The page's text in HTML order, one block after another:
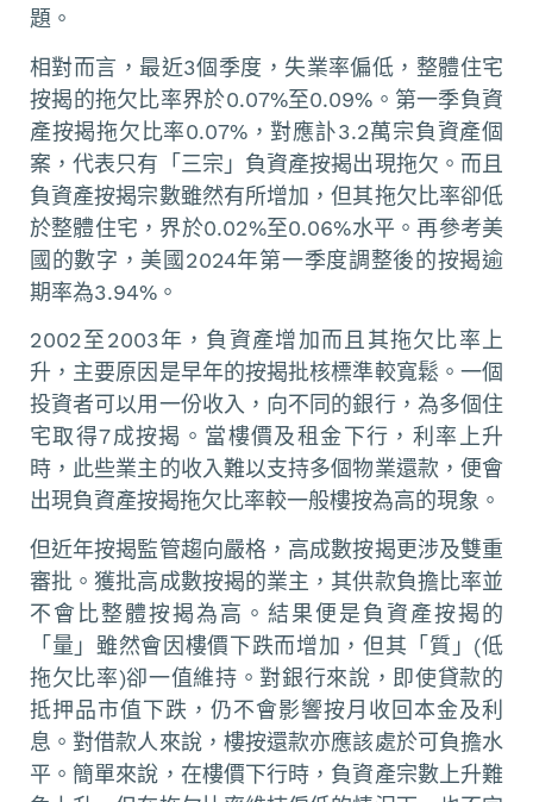
題。
相對而言，最近3個季度，失業率偏低，整體住宅
按揭的拖欠比率界於0.07%至0.09%。第一季負資
產按揭拖欠比率0.07%，對應訃3.2萬宗負資產個
案，代表只有「三宗」負資產按揭出現拖欠。而且
負資產按揭宗數雖然有所增加，但其拖欠比率卻低
於整體住宅，界於0.02%至0.06%水平。再參考美
國的數字，美國2024年第一季度調整後的按揭逾
期率為3.94%。
2002至2003年，負資產增加而且其拖欠比率上
升，主要原因是早年的按揭批核標準較寬鬆。一個
投資者可以用一份收入，向不同的銀行，為多個住
宅取得7成按揭。當樓價及租金下行，利率上升
時，此些業主的收入難以支持多個物業還款，便會
出現負資產按揭拖欠比率較一般樓按為高的現象。
但近年按揭監管趨向嚴格，高成數按揭更涉及雙重
審批。獲批高成數按揭的業主，其供款負擔比率並
不會比整體按揭為高。結果便是負資產按揭的
「量」雖然會因樓價下跌而增加，但其「質」(低
拖欠比率)卻一值維持。對銀行來說，即使貸款的
抵押品市值下跌，仍不會影響按月收回本金及利
息。對借款人來說，樓按還款亦應該處於可負擔水
平。簡單來說，在樓價下行時，負資產宗數上升難